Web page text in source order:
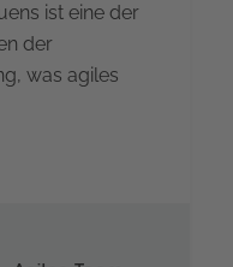
ist eine der
der
was agiles